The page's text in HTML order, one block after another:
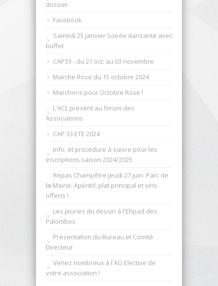
dossier
Facebook
Samedi 25 janvier Soirée dansante avec
buffet
CAP33 - du 21 oct. au 03 novembre
Marche Rose du 15 octobre 2024
Marchons pour Octobre Rose !
L'ACL présent au forum des
Associations
CAP 33 ETE 2024
Info. et procédure à suivre pour les
inscriptions saison 2024/2025
Repas Champêtre jeudi 27 juin. Parc de
la Mairie. Apéritif, plat principal et vins
offerts !
Les jeunes du dessin à l'Ehpad des
Palombes
Présentation du Bureau et Comité
Directeur
Venez nombreux à l'AG Elective de
votre association !